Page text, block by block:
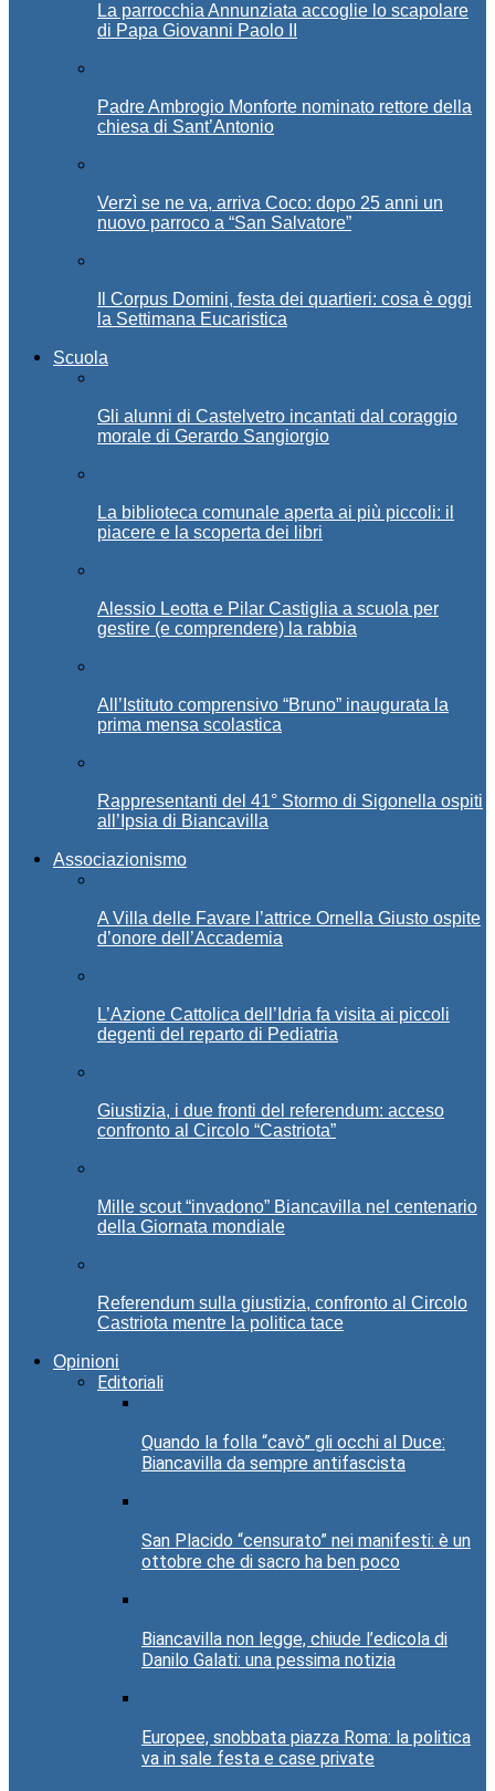
La parrocchia Annunziata accoglie lo scapolare
di Papa Giovanni Paolo II
Padre Ambrogio Monforte nominato rettore della
chiesa di Sant’Antonio
Verzì se ne va, arriva Coco: dopo 25 anni un
nuovo parroco a “San Salvatore”
Il Corpus Domini, festa dei quartieri: cosa è oggi
la Settimana Eucaristica
Scuola
Gli alunni di Castelvetro incantati dal coraggio
morale di Gerardo Sangiorgio
La biblioteca comunale aperta ai più piccoli: il
piacere e la scoperta dei libri
Alessio Leotta e Pilar Castiglia a scuola per
gestire (e comprendere) la rabbia
All’Istituto comprensivo “Bruno” inaugurata la
prima mensa scolastica
Rappresentanti del 41° Stormo di Sigonella ospiti
all’Ipsia di Biancavilla
Associazionismo
A Villa delle Favare l’attrice Ornella Giusto ospite
d’onore dell’Accademia
L’Azione Cattolica dell’Idria fa visita ai piccoli
degenti del reparto di Pediatria
Giustizia, i due fronti del referendum: acceso
confronto al Circolo “Castriota”
Mille scout “invadono” Biancavilla nel centenario
della Giornata mondiale
Referendum sulla giustizia, confronto al Circolo
Castriota mentre la politica tace
Opinioni
Editoriali
Quando la folla “cavò” gli occhi al Duce:
Biancavilla da sempre antifascista
San Placido “censurato” nei manifesti: è un
ottobre che di sacro ha ben poco
Biancavilla non legge, chiude l’edicola di
Danilo Galati: una pessima notizia
Europee, snobbata piazza Roma: la politica
va in sale festa e case private